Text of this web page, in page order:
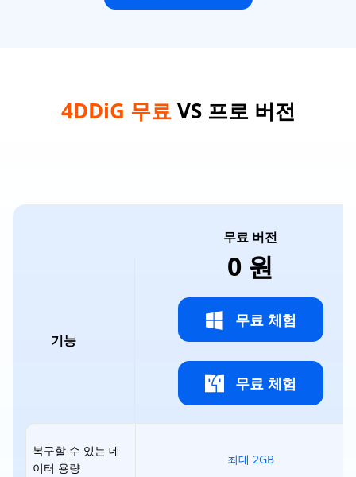
4DDiG 무료VS 프로 버전
기능
복구할 수 있는 데
이터 용량
무료 버전
0 원
무료 체험
무료 체험
최대 2GB